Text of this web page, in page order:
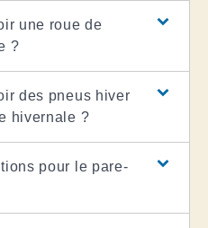
une roue de
?
des pneus hiver
hivernale ?
pour le pare-